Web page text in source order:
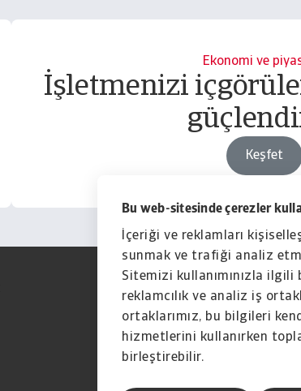
Bu web-sitesinde çerezler
İçeriği ve reklamları
sunmak ve trafiği analiz
Sitemizi kullanımınızla ilgili
reklamcılık ve analiz iş
ortaklarımız, bu bilgileri
hizmetlerini kullanırken
birleştirebilir.
Ekonomi ve
İşletmenizi
Keşfet